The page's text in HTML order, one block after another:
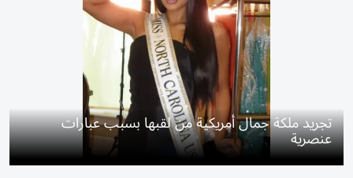
تجريد ملكة جمال أمريكية من لقبها بسبب عبارات
عنصرية